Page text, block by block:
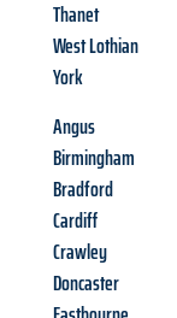
Thanet
West Lothian
York
Angus
Birmingham
Bradford
Cardiff
Crawley
Doncaster